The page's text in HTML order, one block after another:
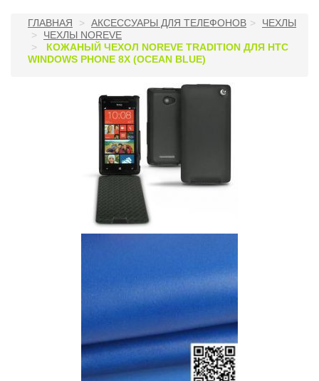
ГЛАВНАЯ АКСЕССУАРЫ ДЛЯ ТЕЛЕФОНОВ
ЧЕХЛЫ
ЧЕХЛЫ NOREVE
КОЖАНЫЙ ЧЕХОЛ NOREVE TRADITION ДЛЯ HTC
WINDOWS PHONE 8X (OCEAN BLUE)